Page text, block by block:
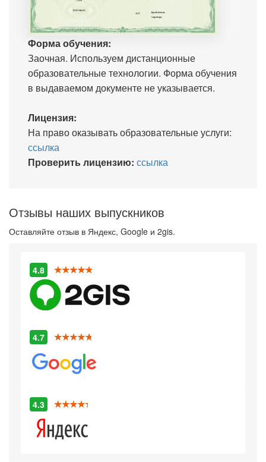
Форма обучения:
Заочная. Используем дистанционные
образовательные технологии. Форма обучения
в выдаваемом документе не указывается.
Лицензия:
На право оказывать образовательные услуги:
ссылка
Проверить лицензию: ссылка
Отзывы наших выпускников
Оставляйте отзыв в Яндекс, Google и 2gis.
4.8
4.7
4.3